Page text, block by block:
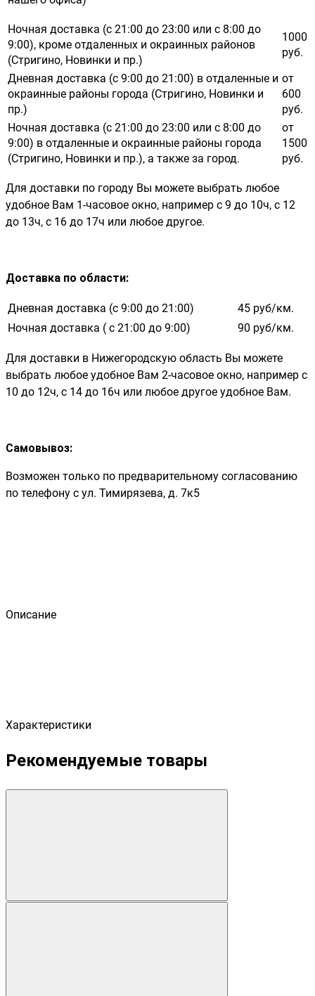
Ночная доставка (с 21:00 до 23:00 или с 8:00 до
9:00), кроме отдаленных и окраинных районов
(Стригино, Новинки и пр.)
1000
руб.
Дневная доставка (с 9:00 до 21:00) в отдаленные и
окраинные районы города (Стригино, Новинки и
пр.)
от
600
руб.
Ночная доставка (с 21:00 до 23:00 или с 8:00 до
9:00) в отдаленные и окраинные районы города
(Стригино, Новинки и пр.), а также за город.
от
1500
руб.
Для доставки по городу Вы можете выбрать любое
удобное Вам 1-часовое окно, например с 9 до 10ч, с 12
до 13ч, с 16 до 17ч или любое другое.
Доставка по области:
Дневная доставка (с 9:00 до 21:00)
45 руб/км.
Ночная доставка ( с 21:00 до 9:00)
90 руб/км.
Для доставки в Нижегородскую область Вы можете
выбрать любое удобное Вам 2-часовое окно, например с
10 до 12ч, с 14 до 16ч или любое другое удобное Вам.
Самовывоз:
Возможен только по предварительному согласованию
по телефону с ул. Тимирязева, д. 7к5
Описание
Характеристики
Рекомендуемые товары